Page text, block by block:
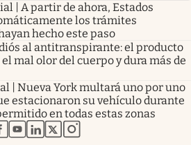
| A partir de ahora, Estados
los trámites
hecho este paso
al antitranspirante: el producto
mal olor del cuerpo y dura más de
| Nueva York multará uno por uno
estacionaron su vehículo durante
en todas estas zonas
abre en nueva pestaña
abre en nueva pestaña
abre en nueva pestaña
abre en nueva pestaña
abre en nueva pestaña